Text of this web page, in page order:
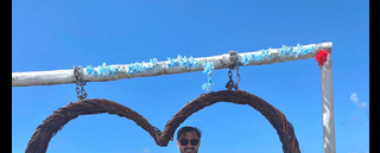
Coml. de Cereais e Dra. Sabrina Mello/MEDICFISIO.